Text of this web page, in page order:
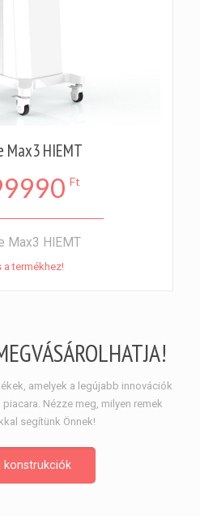
Max3 HIEMT
Ft
Max3 HIEMT
a termékhez!
amelyek a legújabb innovációk
Nézze meg, milyen remek
segítünk Önnek!
konstrukciók